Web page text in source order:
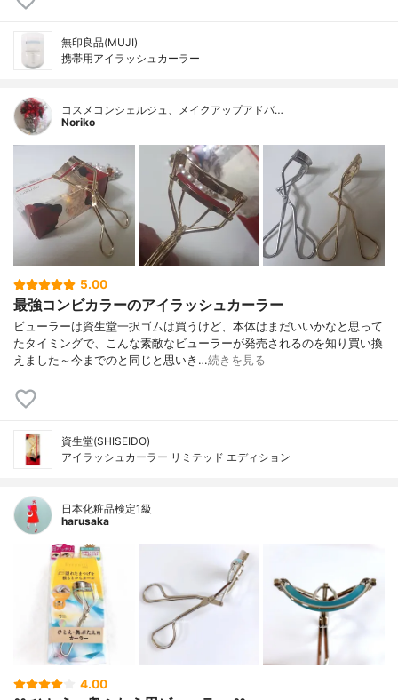
無印良品(MUJI)
携帯用アイラッシュカーラー
コスメコンシェルジュ、メイクアップアドバ…
Noriko
5.00
最強コンビカラーのアイラッシュカーラー
ビューラーは資生堂一択ゴムは買うけど、本体はまだいいかなと思って
たタイミングで、こんな素敵なビューラーが発売されるのを知り買い換
えました～今までのと同じと思いき…続きを見る
資生堂(SHISEIDO)
アイラッシュカーラー リミテッド エディション
日本化粧品検定1級
harusaka
4.00